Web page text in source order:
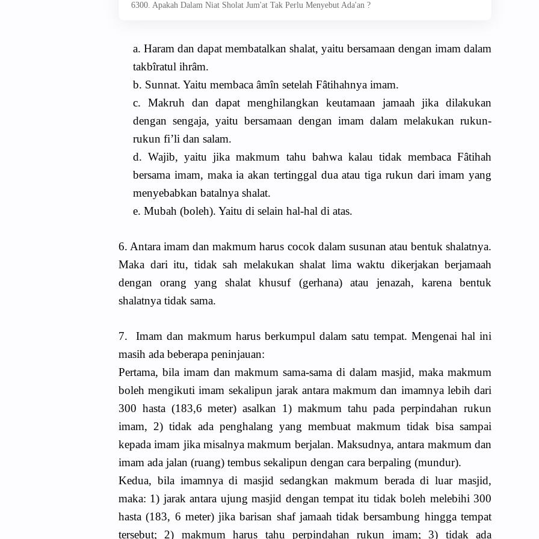
6300. Apakah Dalam Niat Sholat Jum'at Tak Perlu Menyebut Ada'an ?
a. Haram dan dapat membatalkan shalat, yaitu bersamaan dengan imam dalam
takbîratul ihrâm.
b. Sunnat. Yaitu membaca âmîn setelah Fâtihahnya imam.
c. Makruh dan dapat menghilangkan keutamaan jamaah jika dilakukan
dengan sengaja, yaitu bersamaan dengan imam dalam melakukan rukun-
rukun fi’li dan salam.
d. Wajib, yaitu jika makmum tahu bahwa kalau tidak membaca Fâtihah
bersama imam, maka ia akan tertinggal dua atau tiga rukun dari imam yang
menyebabkan batalnya shalat.
e. Mubah (boleh). Yaitu di selain hal-hal di atas.
6. Antara imam dan makmum harus cocok dalam susunan atau bentuk shalatnya.
Maka dari itu, tidak sah melakukan shalat lima waktu dikerjakan berjamaah
dengan orang yang shalat khusuf (gerhana) atau jenazah, karena bentuk
shalatnya tidak sama.
7. Imam dan makmum harus berkumpul dalam satu tempat. Mengenai hal ini
masih ada beberapa peninjauan:
Pertama, bila imam dan makmum sama-sama di dalam masjid, maka makmum
boleh mengikuti imam sekalipun jarak antara makmum dan imamnya lebih dari
300 hasta (183,6 meter) asalkan 1) makmum tahu pada perpindahan rukun
imam, 2) tidak ada penghalang yang membuat makmum tidak bisa sampai
kepada imam jika misalnya makmum berjalan. Maksudnya, antara makmum dan
imam ada jalan (ruang) tembus sekalipun dengan cara berpaling (mundur).
Kedua, bila imamnya di masjid sedangkan makmum berada di luar masjid,
maka: 1) jarak antara ujung masjid dengan tempat itu tidak boleh melebihi 300
hasta (183, 6 meter) jika barisan shaf jamaah tidak bersambung hingga tempat
tersebut; 2) makmum harus tahu perpindahan rukun imam; 3) tidak ada